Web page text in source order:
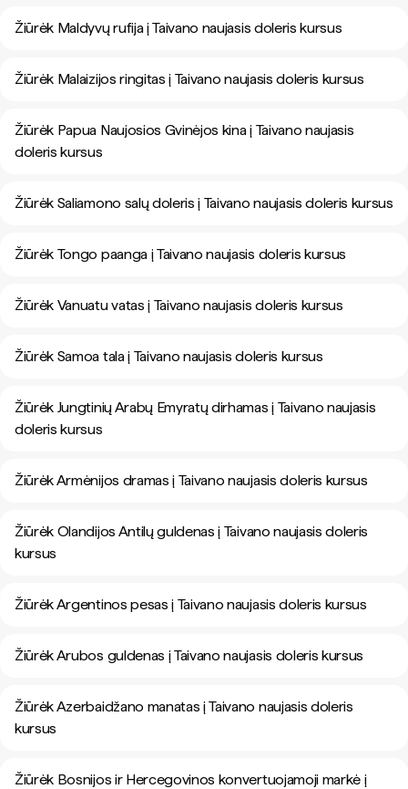
Žiūrėk Maldyvų rufija į Taivano naujasis doleris kursus
Žiūrėk Malaizijos ringitas į Taivano naujasis doleris kursus
Žiūrėk Papua Naujosios Gvinėjos kina į Taivano naujasis
doleris kursus
Žiūrėk Saliamono salų doleris į Taivano naujasis doleris kursus
Žiūrėk Tongo paanga į Taivano naujasis doleris kursus
Žiūrėk Vanuatu vatas į Taivano naujasis doleris kursus
Žiūrėk Samoa tala į Taivano naujasis doleris kursus
Žiūrėk Jungtinių Arabų Emyratų dirhamas į Taivano naujasis
doleris kursus
Žiūrėk Armėnijos dramas į Taivano naujasis doleris kursus
Žiūrėk Olandijos Antilų guldenas į Taivano naujasis doleris
kursus
Žiūrėk Argentinos pesas į Taivano naujasis doleris kursus
Žiūrėk Arubos guldenas į Taivano naujasis doleris kursus
Žiūrėk Azerbaidžano manatas į Taivano naujasis doleris
kursus
Žiūrėk Bosnijos ir Hercegovinos konvertuojamoji markė į